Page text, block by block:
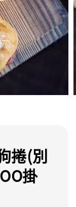
捲(別
掛